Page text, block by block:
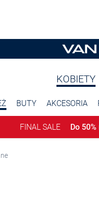
KOBIETY
BUTY AKCESORIA
FINAL SALE Do